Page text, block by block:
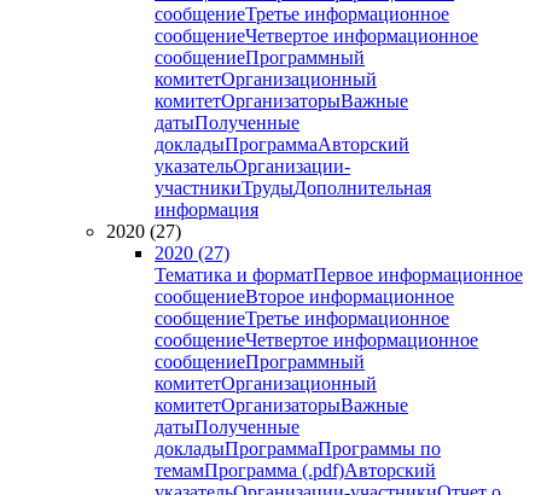
сообщениеТретье информационное
сообщениеЧетвертое информационное
сообщениеПрограммный
комитетОрганизационный
комитетОрганизаторыВажные
датыПолученные
докладыПрограммаАвторский
указательОрганизации-
участникиТрудыДополнительная
информация
2020 (27)
2020 (27)
Тематика и форматПервое информационное
сообщениеВторое информационное
сообщениеТретье информационное
сообщениеЧетвертое информационное
сообщениеПрограммный
комитетОрганизационный
комитетОрганизаторыВажные
датыПолученные
докладыПрограммаПрограммы по
темамПрограмма (.pdf)Авторский